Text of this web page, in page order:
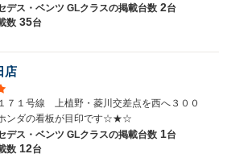
デス・ベンツ GLクラスの掲載台数 2台
数 35台
店
７１号線 上植野・菱川交差点を西へ３００
ンダの看板が目印です☆★☆
デス・ベンツ GLクラスの掲載台数 1台
数 12台